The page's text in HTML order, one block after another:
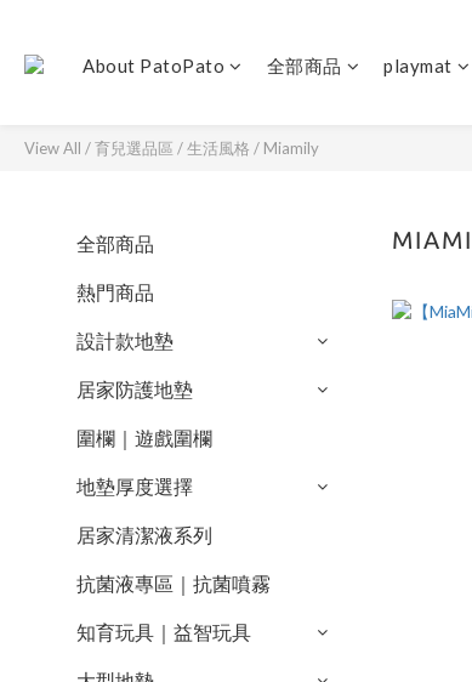
About PatoPato 全部商品 playmat
View All /育兒選品區 /生活風格 / Miamily
全部商品
熱門商品
設計款地墊
居家防護地墊
圍欄｜遊戲圍欄
地墊厚度選擇
居家清潔液系列
抗菌液專區｜抗菌噴霧
知育玩具｜益智玩具